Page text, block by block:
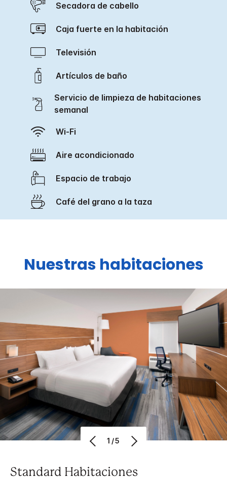
Secadora de cabello
Caja fuerte en la habitación
Televisión
Artículos de baño
Servicio de limpieza de habitaciones
semanal
Wi-Fi
Aire acondicionado
Espacio de trabajo
Café del grano a la taza
Nuestras habitaciones
1/5
Standard Habitaciones